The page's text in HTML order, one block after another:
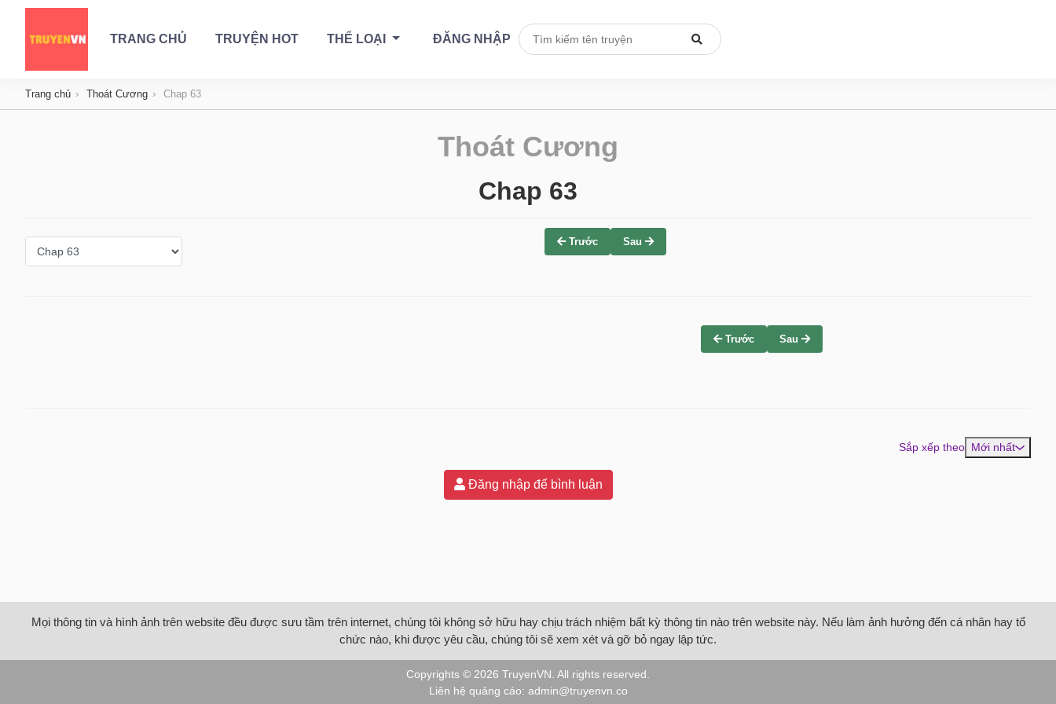
TRANG CHỦ TRUYỆN HOT THỂ LOẠI ĐĂNG NHẬP
Trang chủ Thoát Cương Chap 63
Thoát Cương
Chap 63
Trước Sau
Trước Sau
Sắp xếp theo Mới nhất
Đăng nhập để bình luận
Mọi thông tin và hình ảnh trên website đều được sưu tầm trên internet, chúng tôi không sở hữu hay chịu trách nhiệm bất kỳ thông tin nào trên website này. Nếu làm ảnh hưởng đến cá nhân hay tổ
chức nào, khi được yêu cầu, chúng tôi sẽ xem xét và gỡ bỏ ngay lập tức.
Copyrights © 2026 TruyenVN . All rights reserved.
Liên hệ quảng cáo: admin@truyenvn.co